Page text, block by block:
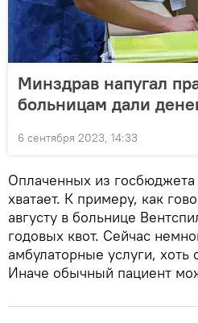
Минздрав напугал
больницам дали
6 сентября 2023, 14:33
Оплаченных из
хватает. К примеру, как
августу в больнице
годовых квот. Сейчас
амбулаторные услуги, хоть
Иначе обычный пациент